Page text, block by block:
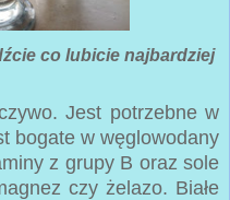
co lubicie najbardziej
Jest potrzebne w
bogate w węglowodany
z grupy B oraz sole
czy żelazo. Białe